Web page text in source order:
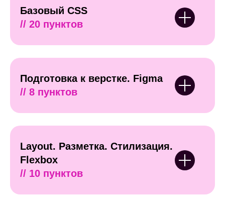
Базовый CSS
// 20 пунктов
Подготовка к верстке. Figma
// 8 пунктов
Layout. Разметка. Стилизация.
Flexbox
// 10 пунктов
выделяться на фоне
других кандидатов